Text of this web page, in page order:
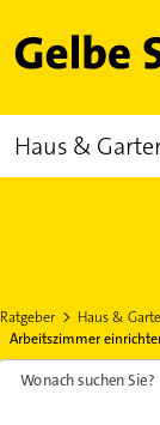
Gelbe
Haus &
Ratgeber Haus &
Arbeitszimmer
Wonach suchen Sie?